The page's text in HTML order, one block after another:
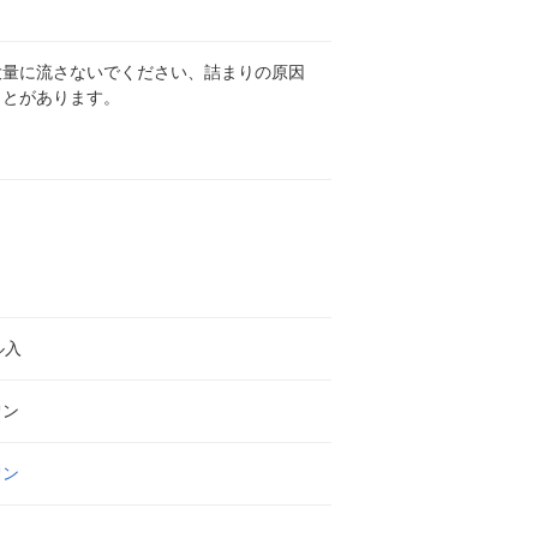
に流さないでください、詰まりの原因
があります。